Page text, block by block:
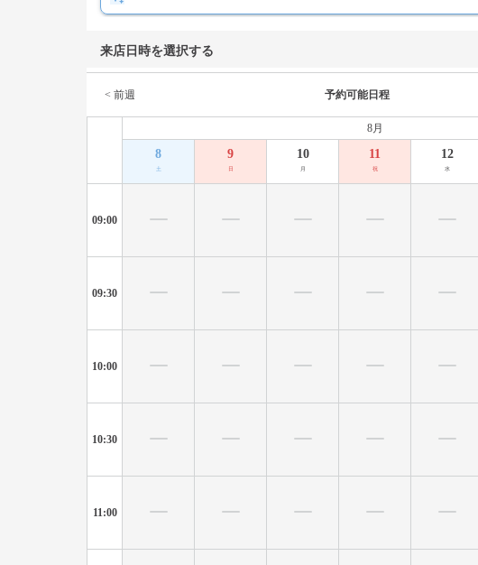
来店日時を選択する
< 前週 予約可能日程
8月
8
土
9
日
10
月
11
祝
12
水
09:00
09:30
10:00
10:30
11:00